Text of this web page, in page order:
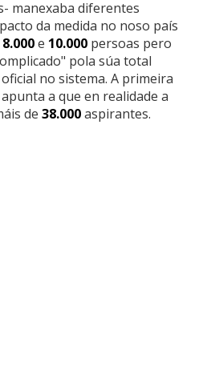
manexaba diferentes
da medida no noso país
8.000e 10.000 persoas pero
pola súa total
no sistema. A primeira
a que en realidade a
de 38.000aspirantes.